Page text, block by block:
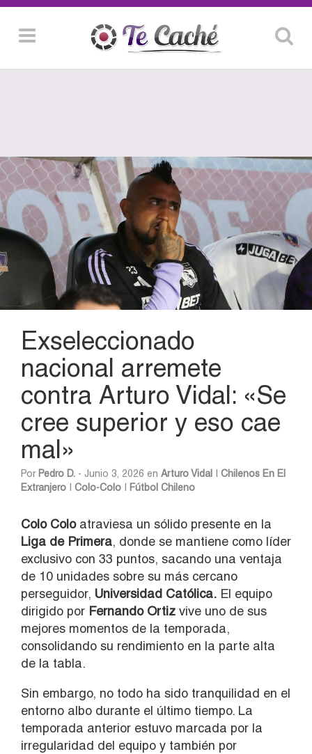
Exseleccionado
nacional arremete
contra Arturo Vidal: «Se
cree superior y eso cae
mal»
Por Pedro D. - Junio 3, 2026 en Arturo Vidal
Chilenos En El
Extranjero
Colo-Colo Fútbol Chileno
Colo Coloatraviesa un sólido presente en la
Liga de Primera, donde se mantiene como líder
exclusivo con 33 puntos, sacando una ventaja
de 10 unidades sobre su más cercano
perseguidor, Universidad Católica. El equipo
dirigido por Fernando Ortiz vive uno de sus
mejores momentos de la temporada,
consolidando su rendimiento en la parte alta
de la tabla.
Sin embargo, no todo ha sido tranquilidad en el
entorno albo durante el último tiempo. La
temporada anterior estuvo marcada por la
irregularidad del equipo y también por